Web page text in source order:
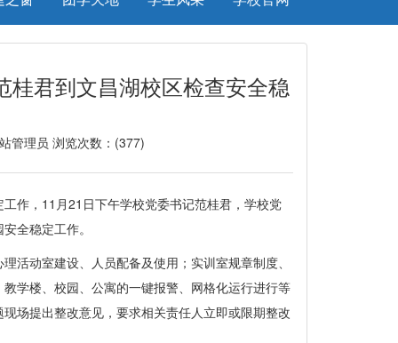
君到文昌湖校区检查安全稳
管理员 浏览次数：(377)
作，11月21日下午学校党委书记范桂君，学校党
全稳定工作。
活动室建设、人员配备及使用；实训室规章制度、
学楼、校园、公寓的一键报警、网格化运行进行等
场提出整改意见，要求相关责任人立即或限期整改